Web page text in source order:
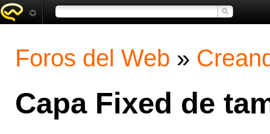
Foros del Web »
Capa Fixed de